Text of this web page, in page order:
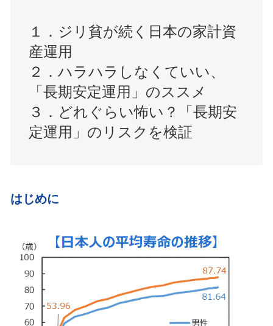
１．ジリ貧が続く日本の家計資
産運用
２．ハラハラしなくていい、
「長期安定運用」のススメ
３．どれぐらい怖い？「長期安
定運用」のリスクを検証
はじめに